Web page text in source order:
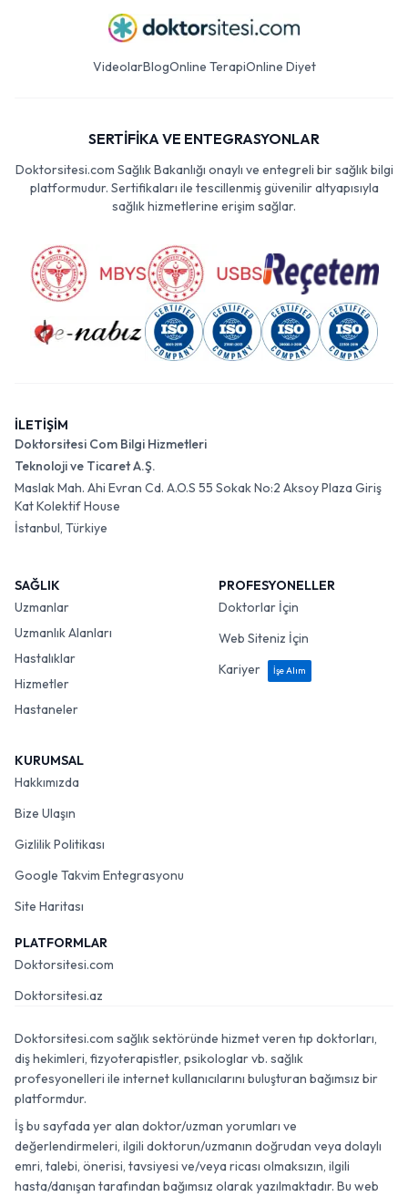
VideolarBlogOnline TerapiOnline Diyet
SERTİFİKA VE ENTEGRASYONLAR
Doktorsitesi.com Sağlık Bakanlığı onaylı ve entegreli bir sağlık bilgi
platformudur. Sertifikaları ile tescillenmiş güvenilir altyapısıyla
sağlık hizmetlerine erişim sağlar.
İLETİŞİM
Doktorsitesi Com Bilgi Hizmetleri
Teknoloji ve Ticaret A.Ş.
Maslak Mah. Ahi Evran Cd. A.O.S 55 Sokak No:2 Aksoy Plaza Giriş
Kat Kolektif House
İstanbul, Türkiye
SAĞLIK
Uzmanlar
Uzmanlık Alanları
Hastalıklar
Hizmetler
Hastaneler
PROFESYONELLER
Doktorlar İçin
Web Siteniz İçin
Kariyer
İşe Alım
KURUMSAL
Hakkımızda
Bize Ulaşın
Gizlilik Politikası
Google Takvim Entegrasyonu
Site Haritası
PLATFORMLAR
Doktorsitesi.com
Doktorsitesi.az
Doktorsitesi.com sağlık sektöründe hizmet veren tıp doktorları,
diş hekimleri, fizyoterapistler, psikologlar vb. sağlık
profesyonelleri ile internet kullanıcılarını buluşturan bağımsız bir
platformdur.
İş bu sayfada yer alan doktor/uzman yorumları ve
değerlendirmeleri, ilgili doktorun/uzmanın doğrudan veya dolaylı
emri, talebi, önerisi, tavsiyesi ve/veya ricası olmaksızın, ilgili
hasta/danışan tarafından bağımsız olarak yazılmaktadır. Bu web